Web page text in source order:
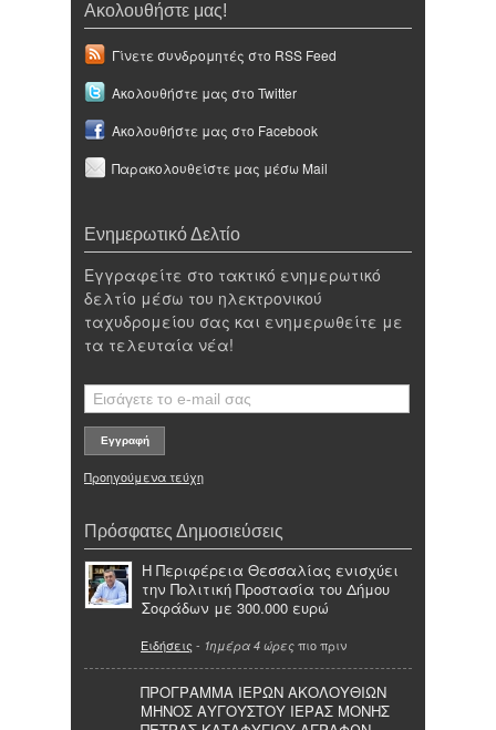
Ακολουθήστε μας!
Γίνετε συνδρομητές στο RSS Feed
Ακολουθήστε μας στο Twitter
Ακολουθήστε μας στο Facebook
Παρακολουθείστε μας μέσω Mail
Ενημερωτικό Δελτίο
Εγγραφείτε στο τακτικό ενημερωτικό
δελτίο μέσω του ηλεκτρονικού
ταχυδρομείου σας και ενημερωθείτε με
τα τελευταία νέα!
Προηγούμενα τεύχη
Πρόσφατες Δημοσιεύσεις
Η Περιφέρεια Θεσσαλίας ενισχύει
την Πολιτική Προστασία του Δήμου
Σοφάδων με 300.000 ευρώ
Ειδήσεις - 1ημέρα 4 ώρες πιο πριν
ΠΡΟΓΡΑΜΜΑ ΙΕΡΩΝ ΑΚΟΛΟΥΘΙΩΝ
ΜΗΝΟΣ ΑΥΓΟΥΣΤΟΥ ΙΕΡΑΣ ΜΟΝΗΣ